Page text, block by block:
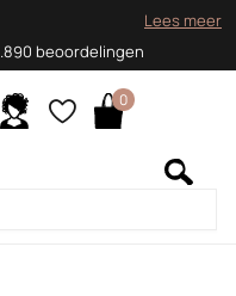
beoordelingen
Lees meer
0